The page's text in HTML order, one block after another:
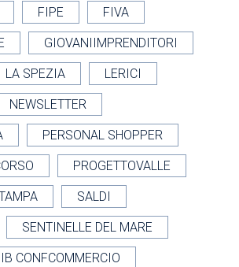
FIPE FIVA
GIOVANIIMPRENDITORI
LA SPEZIA LERICI
NEWSLETTER
PERSONAL SHOPPER
PROGETTOVALLE
SALDI
SENTINELLE DEL MARE
CONFCOMMERCIO